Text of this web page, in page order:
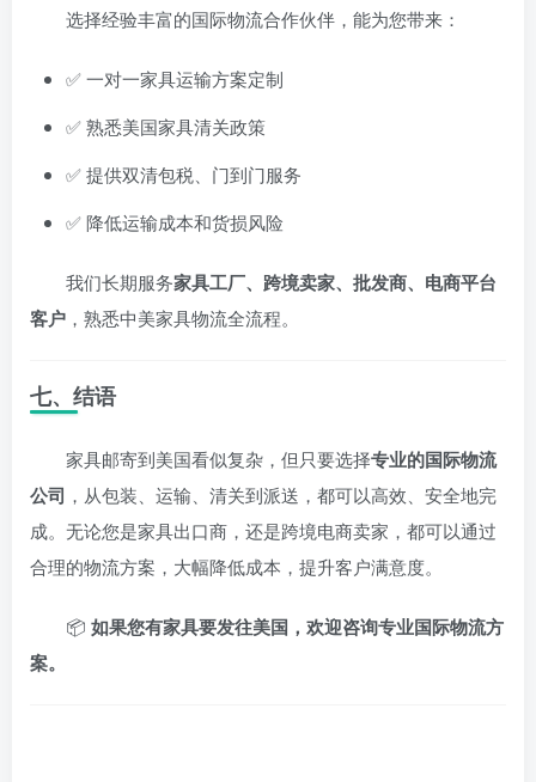
选择经验丰富的国际物流合作伙伴，能为您带来：
✅ 一对一家具运输方案定制
✅ 熟悉美国家具清关政策
✅ 提供双清包税、门到门服务
✅ 降低运输成本和货损风险
我们长期服务家具工厂、跨境卖家、批发商、电商平台
客户 ，熟悉中美家具物流全流程。
七、结语
家具邮寄到美国看似复杂，但只要选择专业的国际物流
公司 ，从包装、运输、清关到派送，都可以高效、安全地完
成。无论您是家具出口商，还是跨境电商卖家，都可以通过
合理的物流方案，大幅降低成本，提升客户满意度。
📦 如果您有家具要发往美国，欢迎咨询专业国际物流方
案。